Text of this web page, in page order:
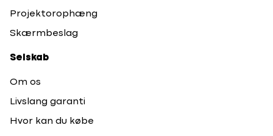
Projektorophæng
Skærmbeslag
Selskab
Om os
Livslang garanti
Hvor kan du købe